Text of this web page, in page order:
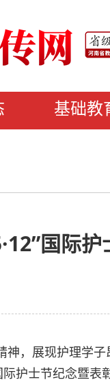
基础教
国际
，展现护理学
护士节纪念暨表